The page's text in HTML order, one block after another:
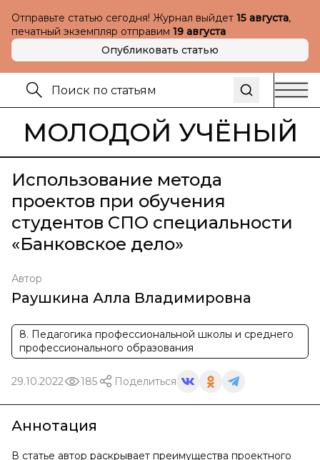
Отправьте статью сегодня! Журнал выйдет 15 августа,
печатный экземпляр отправим 19 августа
Опубликовать статью
МОЛОДОЙ УЧЁНЫЙ
Использование метода
проектов при обучения
студентов СПО специальности
«Банковское дело»
Автор
Раушкина Алла Владимировна
8. Педагогика профессиональной школы и среднего
профессионального образования
29.10.2022 185 Поделиться
Аннотация
В статье автор раскрывает преимущества проектного